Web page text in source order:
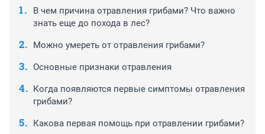
В чем причина отравления грибами? Что важно
знать еще до похода в лес?
Можно умереть от отравления грибами?
Основные признаки отравления
Когда появляются первые симптомы отравления
грибами?
Какова первая помощь при отравлении грибами?